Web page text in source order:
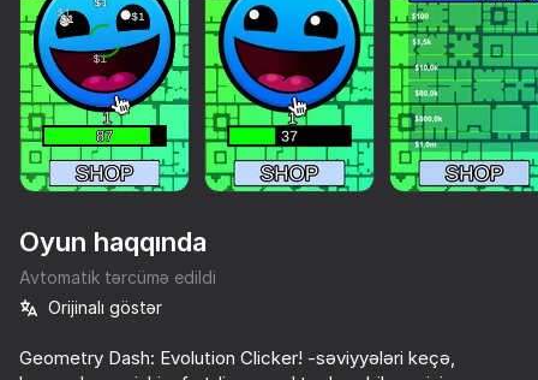
Hamısı pulsuz. Hamısı sizin.
Fun Clicker
Geometry Click: Demon Evolution
The Evolution of Geometry Dash: Mega Clicker
Oyun haqqında
Avtomatik tərcümə edildi
Orijinalı göstər
Geometry Dash: Evolution Clicker! -səviyyələri keçə,